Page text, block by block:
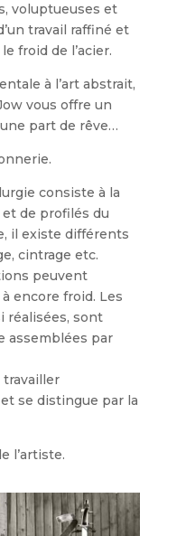
voluptueuses et
travail raffiné et
froid de l’acier.
à l’art abstrait,
vous offre un
part de rêve…
consiste à la
de profilés du
il existe différents
cintrage etc.
peuvent
encore froid. Les
réalisées, sont
assemblées par
travailler
se distingue par la
l’artiste.